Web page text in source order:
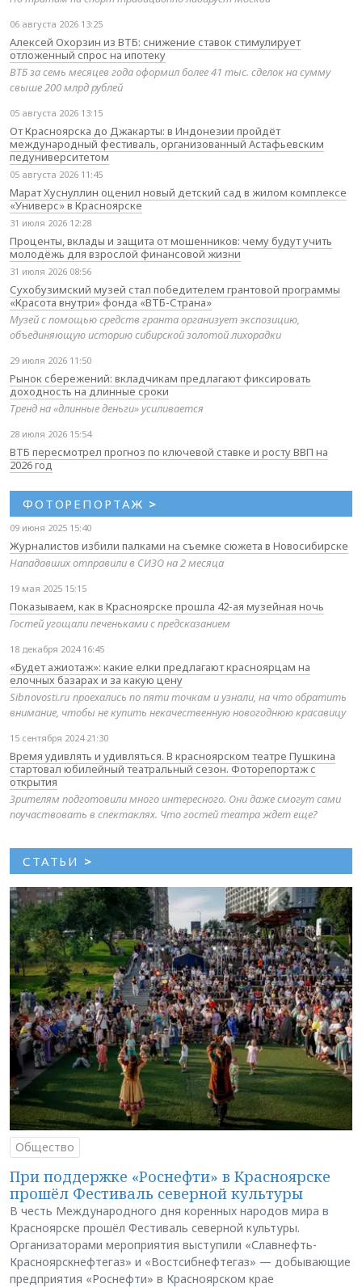
06 августа 2026 13:25
Алексей Охорзин из ВТБ: снижение ставок стимулирует
отложенный спрос на ипотеку
ВТБ за семь месяцев года оформил более 41 тыс. сделок на сумму
свыше 200 млрд рублей
05 августа 2026 13:15
От Красноярска до Джакарты: в Индонезии пройдёт
международный фестиваль, организованный Астафьевским
педуниверситетом
05 августа 2026 11:45
Марат Хуснуллин оценил новый детский сад в жилом комплексе
«Универс» в Красноярске
31 июля 2026 12:28
Проценты, вклады и защита от мошенников: чему будут учить
молодёжь для взрослой финансовой жизни
31 июля 2026 08:56
Сухобузимский музей стал победителем грантовой программы
«Красота внутри» фонда «ВТБ-Страна»
Музей с помощью средств гранта организует экспозицию,
объединяющую историю сибирской золотой лихорадки
29 июля 2026 11:50
Рынок сбережений: вкладчикам предлагают фиксировать
доходность на длинные сроки
Тренд на «длинные деньги» усиливается
28 июля 2026 15:54
ВТБ пересмотрел прогноз по ключевой ставке и росту ВВП на
2026 год
ФОТОРЕПОРТАЖ >
09 июня 2025 15:40
Журналистов избили палками на съемке сюжета в Новосибирске
Нападавших отправили в СИЗО на 2 месяца
19 мая 2025 15:15
Показываем, как в Красноярске прошла 42-ая музейная ночь
Гостей угощали печеньками с предсказанием
18 декабря 2024 16:45
«Будет ажиотаж»: какие елки предлагают красноярцам на
елочных базарах и за какую цену
Sibnovosti.ru проехались по пяти точкам и узнали, на что обратить
внимание, чтобы не купить некачественную новогоднюю красавицу
15 сентября 2024 21:30
Время удивлять и удивляться. В красноярском театре Пушкина
стартовал юбилейный театральный сезон. Фоторепортаж с
открытия
Зрителям подготовили много интересного. Они даже смогут сами
поучаствовать в спектаклях. Что гостей театра ждет еще?
СТАТЬИ >
Общество
При поддержке «Роснефти» в Красноярске
прошёл Фестиваль северной культуры
В честь Международного дня коренных народов мира в
Красноярске прошёл Фестиваль северной культуры.
Организаторами мероприятия выступили «Славнефть-
Красноярскнефтегаз» и «Востсибнефтегаз» — добывающие
предприятия «Роснефти» в Красноярском крае